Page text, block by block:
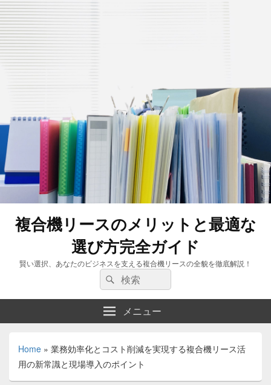
複合機リースのメリットと最適な
選び方完全ガイド
賢い選択、あなたのビジネスを支える複合機リースの全貌を徹底解説！
検
索:
検
索
メニュー
Home » 業務効率化とコスト削減を実現する複合機リース活
用の新常識と現場導入のポイント